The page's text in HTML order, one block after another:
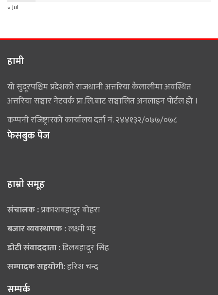
« Jul
हामी
यो सुदूरपश्चिम प्रदेशको राजधानी अत्तरिया कैलालीमा अवस्थित
अत्तरिया सञ्चार नेटवर्क प्रा.लि.बाट सञ्चालित अनलाइन पोर्टल हो ।
कम्पनी रजिष्ट्रारको कार्यालय दर्ता नं. २४४१३२/०७७/०७८
फेसबुक पेज
हाम्राे समूह
संचालक :प्रकाशबहादुर बोहरा
बजार व्यवस्थापक :लक्ष्मी भट्ट
डोटी संवाददाता :डिलबहादुर सिंह
सम्पादक सहयोगी:हरिश चन्द
सम्पर्क